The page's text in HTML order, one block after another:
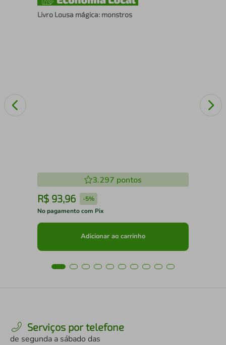
Livro Lousa mágica: monstros
3.297 pontos
R$ 93,96 -5%
No pagamento com Pix
Adicionar ao carrinho
Serviços por telefone
de segunda a sábado das